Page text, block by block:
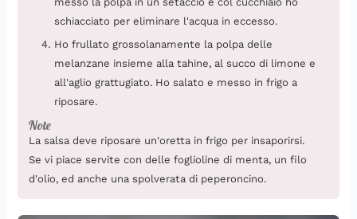
schiacciato per eliminare l'acqua in eccesso.
Ho frullato grossolanamente la polpa delle
melanzane insieme alla tahine, al succo di limone e
all'aglio grattugiato. Ho salato e messo in frigo a
riposare.
Note
La salsa deve riposare un'oretta in frigo per insaporirsi.
Se vi piace servite con delle foglioline di menta, un filo
d'olio, ed anche una spolverata di peperoncino.